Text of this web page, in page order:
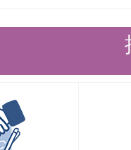
题，通过错
本概念是复